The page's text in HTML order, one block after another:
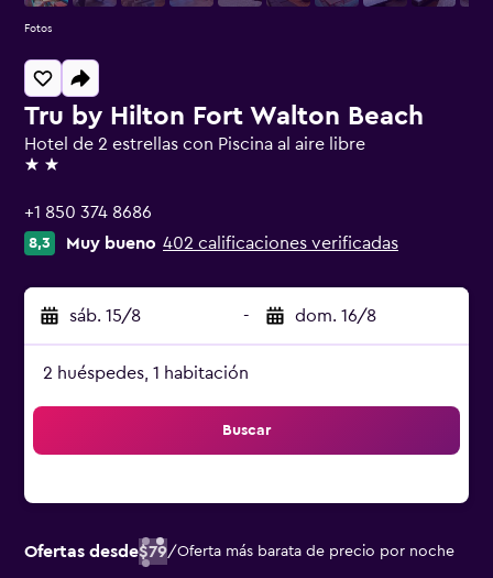
Tru by Hilton Fort Walton Beach
Hotel de 2 estrellas con Piscina al aire libre
2 estrellas
+1 850 374 8686
8,3 Muy bueno 402 calificaciones verificadas
sáb. 15/8 - dom. 16/8
2 huéspedes, 1 habitación
Buscar
Ofertas desde$79/Oferta más barata de precio por noche
Fotos